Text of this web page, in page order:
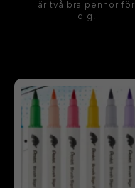
är två bra pennor för
dig.